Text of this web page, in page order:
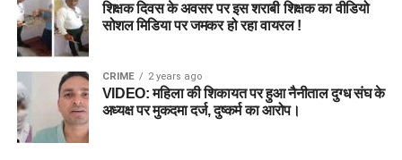
शिक्षक दिवस के अवसर पर इस शराबी शिक्षक का वीडियो
सोशल मिडिया पर जमकर हो रहा वायरल !
CRIME 2 years ago
VIDEO: महिला की शिकायत पर हुआ नैनीताल दुग्ध संघ के
अध्यक्ष पर मुकदमा दर्ज, दुष्कर्म का आरोप।